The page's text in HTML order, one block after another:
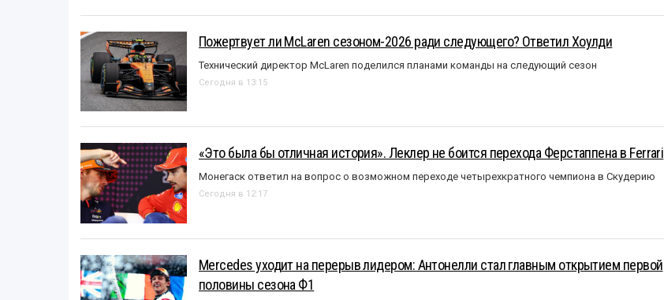
Пожертвует ли McLaren сезоном-2026 ради следующего? Ответил Хоулди
Технический директор McLaren поделился планами команды на следующий сезон
Сегодня в 13:15
«Это была бы отличная история». Леклер не боится перехода Ферстаппена в Ferrari
Монегаск ответил на вопрос о возможном переходе четырехкратного чемпиона в Скудерию
Сегодня в 12:17
Mercedes уходит на перерыв лидером: Антонелли стал главным открытием первой
половины сезона Ф1